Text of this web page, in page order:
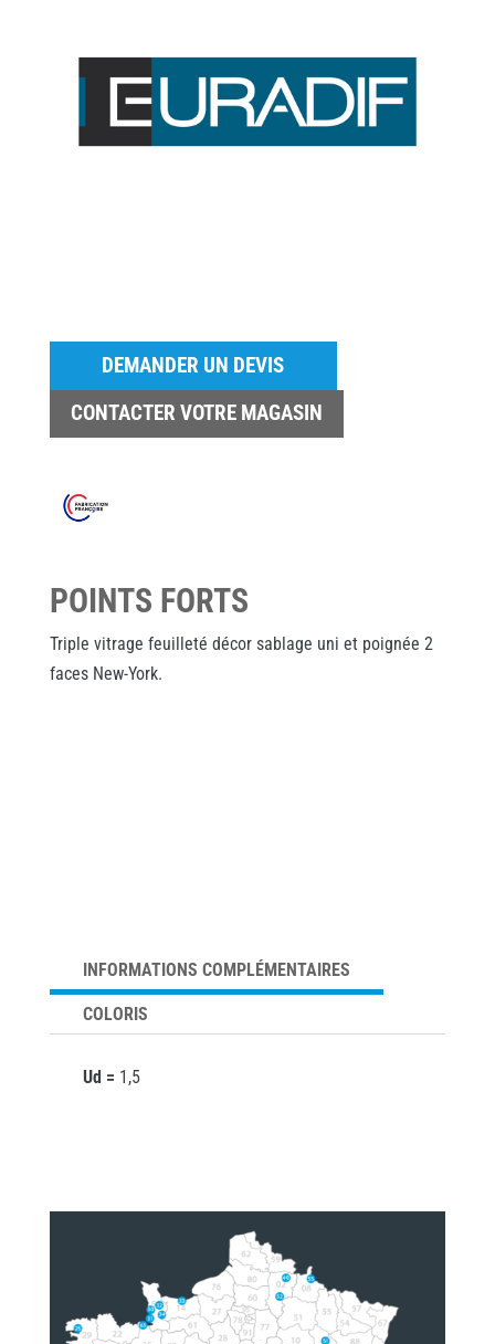
DEMANDER UN DEVIS
CONTACTER VOTRE MAGASIN
POINTS FORTS
Triple vitrage feuilleté décor sablage uni et poignée 2
faces New-York.
INFORMATIONS COMPLÉMENTAIRES
COLORIS
Ud = 1,5